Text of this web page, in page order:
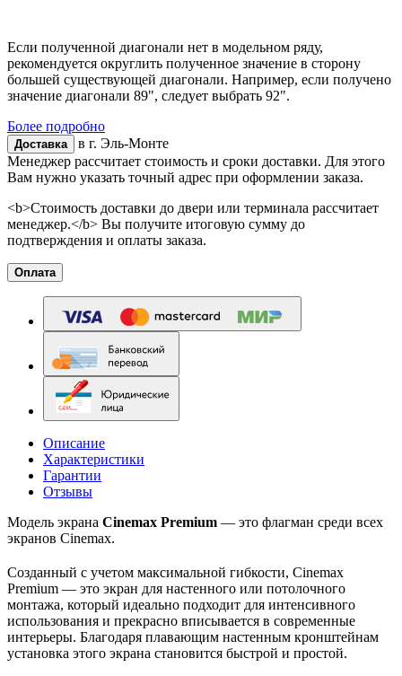
Если полученной диагонали нет в модельном ряду,
рекомендуется округлить полученное значение в сторону
большей существующей диагонали. Например, если получено
значение диагонали 89", следует выбрать 92".
Более подробно
Доставка в г. Эль-Монте
Менеджер рассчитает стоимость и сроки доставки. Для этого
Вам нужно указать точный адрес при оформлении заказа.
<b>Стоимость доставки до двери или терминала рассчитает
менеджер.</b> Вы получите итоговую сумму до
подтверждения и оплаты заказа.
Оплата
Описание
Характеристики
Гарантии
Отзывы
Модель экрана Cinemax Premium — это флагман среди всех
экранов Cinemax.
Созданный с учетом максимальной гибкости, Cinemax
Premium — это экран для настенного или потолочного
монтажа, который идеально подходит для интенсивного
использования и прекрасно вписывается в современные
интерьеры. Благодаря плавающим настенным кронштейнам
установка этого экрана становится быстрой и простой.